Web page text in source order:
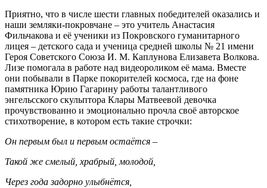
Приятно, что в числе шести главных победителей оказались и
наши земляки-покровчане – это учитель Анастасия
Фильчакова и её ученики из Покровского гуманитарного
лицея – детского сада и ученица средней школы № 21 имени
Героя Советского Союза И. М. Каплунова Елизавета Волкова.
Лизе помогала в работе над видеороликом её мама. Вместе
они побывали в Парке покорителей космоса, где на фоне
памятника Юрию Гагарину работы талантливого
энгельсского скульптора Клары Матвеевой девочка
прочувствованно и эмоционально прочла своё авторское
стихотворение, в котором есть такие строчки:
Он первым был и первым остаётся –
Такой же смелый, храбрый, молодой,
Через года задорно улыбнётся,